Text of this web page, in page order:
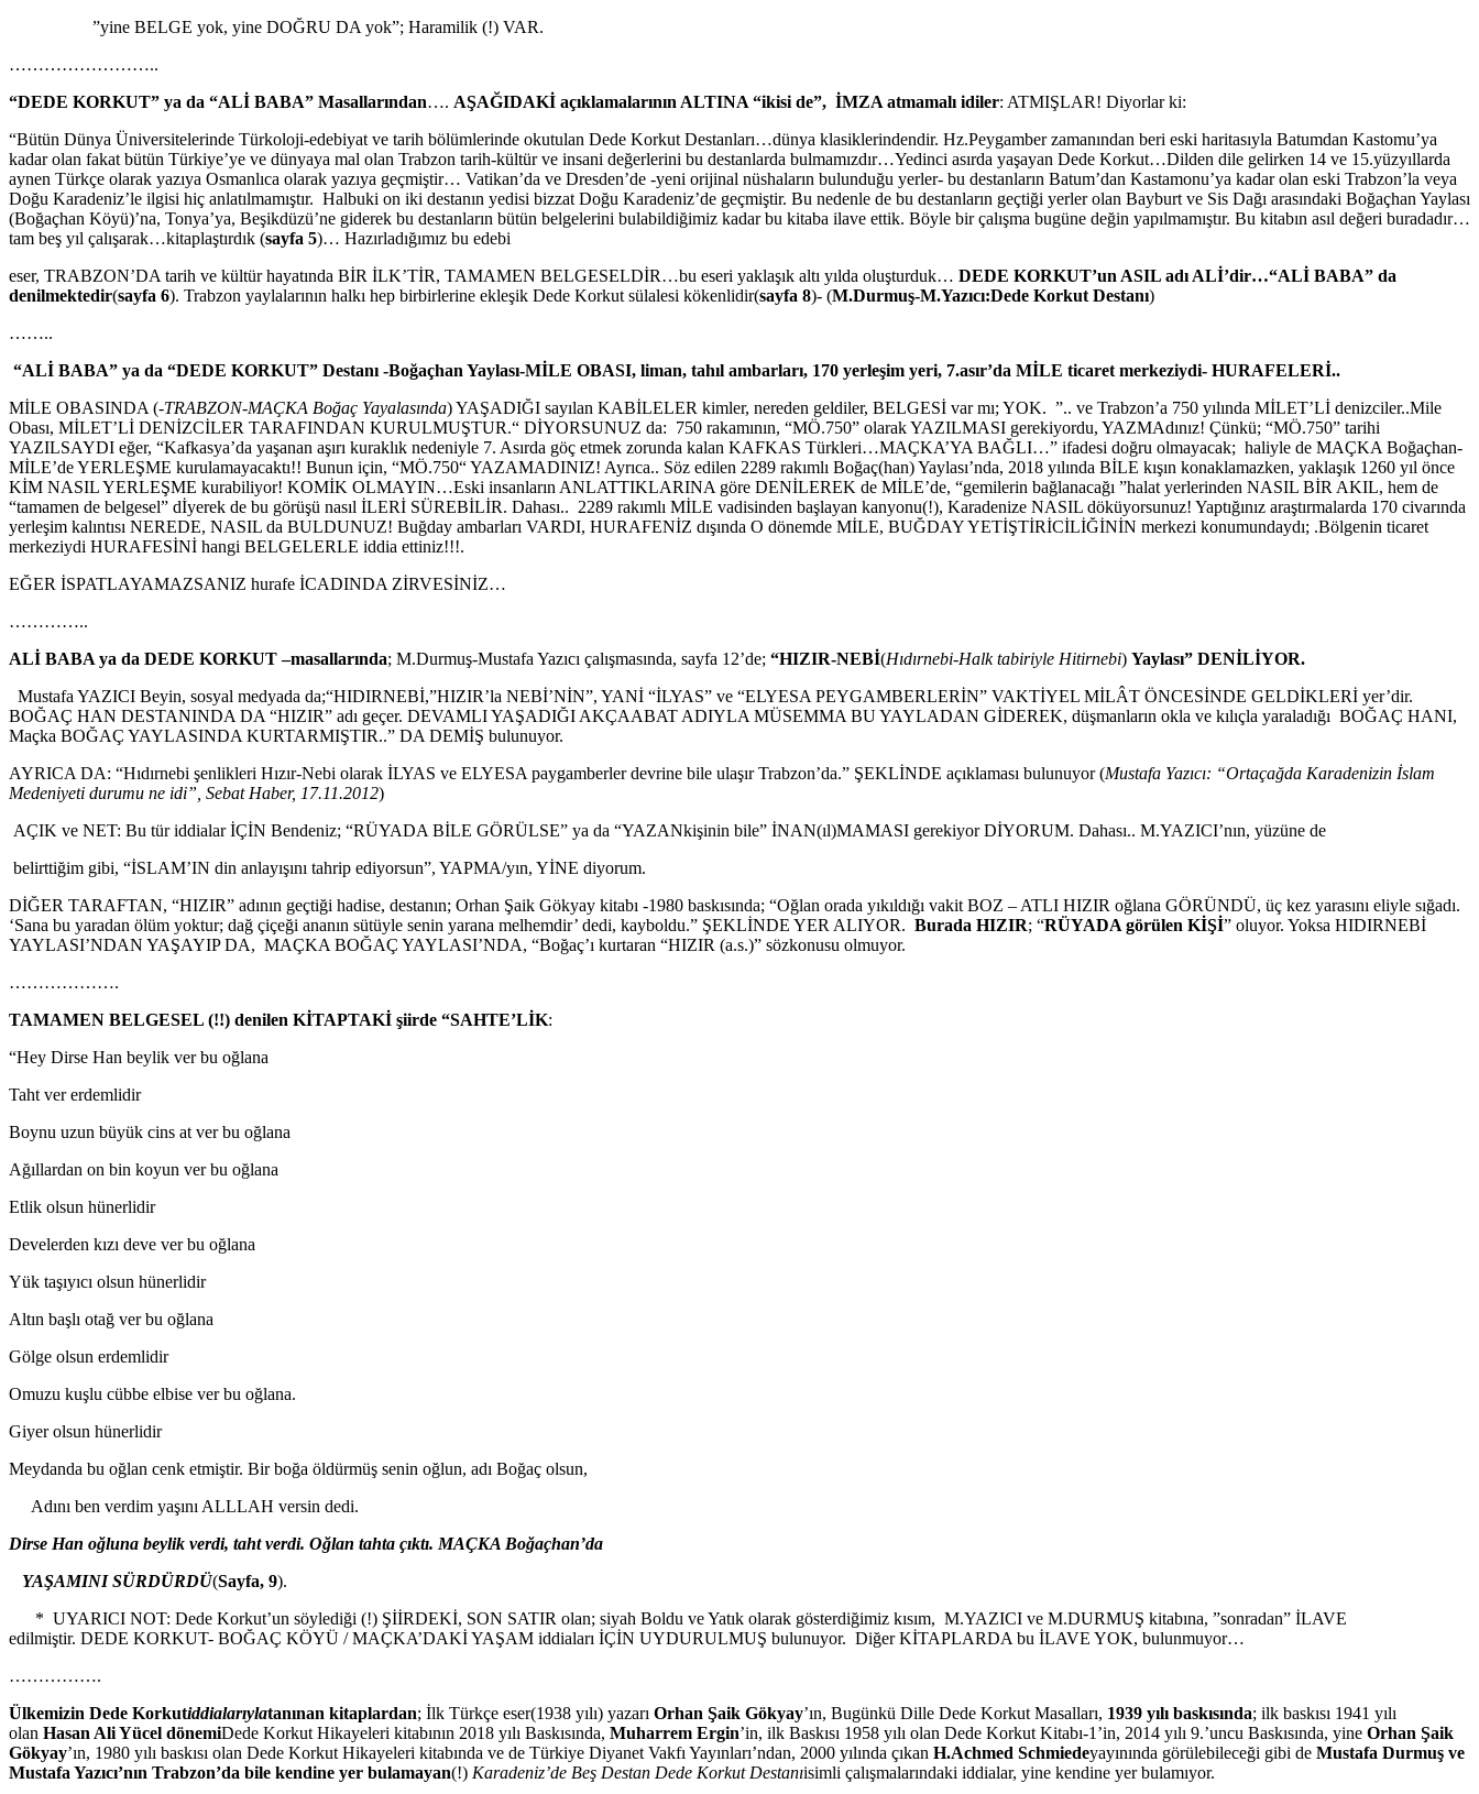
”yine BELGE yok, yine DOĞRU DA yok”; Haramilik (!) VAR.
……………………..
“DEDE KORKUT” ya da “ALİ BABA” Masallarından…. AŞAĞIDAKİ açıklamalarının ALTINA “ikisi de”, İMZA atmamalı idiler: ATMIŞLAR! Diyorlar ki:
“Bütün Dünya Üniversitelerinde Türkoloji-edebiyat ve tarih bölümlerinde okutulan Dede Korkut Destanları…dünya klasiklerindendir. Hz.Peygamber zamanından beri eski haritasıyla Batumdan Kastomu’ya
kadar olan fakat bütün Türkiye’ye ve dünyaya mal olan Trabzon tarih-kültür ve insani değerlerini bu destanlarda bulmamızdır…Yedinci asırda yaşayan Dede Korkut…Dilden dile gelirken 14 ve 15.yüzyıllarda
aynen Türkçe olarak yazıya Osmanlıca olarak yazıya geçmiştir… Vatikan’da ve Dresden’de -yeni orijinal nüshaların bulunduğu yerler- bu destanların Batum’dan Kastamonu’ya kadar olan eski Trabzon’la veya
Doğu Karadeniz’le ilgisi hiç anlatılmamıştır. Halbuki on iki destanın yedisi bizzat Doğu Karadeniz’de geçmiştir. Bu nedenle de bu destanların geçtiği yerler olan Bayburt ve Sis Dağı arasındaki Boğaçhan Yaylası
(Boğaçhan Köyü)’na, Tonya’ya, Beşikdüzü’ne giderek bu destanların bütün belgelerini bulabildiğimiz kadar bu kitaba ilave ettik. Böyle bir çalışma bugüne değin yapılmamıştır. Bu kitabın asıl değeri buradadır…
tam beş yıl çalışarak…kitaplaştırdık (sayfa 5)… Hazırladığımız bu edebi
eser, TRABZON’DA tarih ve kültür hayatında BİR İLK’TİR, TAMAMEN BELGESELDİR…bu eseri yaklaşık altı yılda oluşturduk… DEDE KORKUT’un ASIL adı ALİ’dir…“ALİ BABA” da
denilmektedir(sayfa 6). Trabzon yaylalarının halkı hep birbirlerine ekleşik Dede Korkut sülalesi kökenlidir(sayfa 8)- (M.Durmuş-M.Yazıcı:Dede Korkut Destanı)
……..
“ALİ BABA” ya da “DEDE KORKUT” Destanı -Boğaçhan Yaylası-MİLE OBASI, liman, tahıl ambarları, 170 yerleşim yeri, 7.asır’da MİLE ticaret merkeziydi- HURAFELERİ..
MİLE OBASINDA (-TRABZON-MAÇKA Boğaç Yayalasında) YAŞADIĞI sayılan KABİLELER kimler, nereden geldiler, BELGESİ var mı; YOK. ”.. ve Trabzon’a 750 yılında MİLET’Lİ denizciler..Mile
Obası, MİLET’Lİ DENİZCİLER TARAFINDAN KURULMUŞTUR.“ DİYORSUNUZ da: 750 rakamının, “MÖ.750” olarak YAZILMASI gerekiyordu, YAZMAdınız! Çünkü; “MÖ.750” tarihi
YAZILSAYDI eğer, “Kafkasya’da yaşanan aşırı kuraklık nedeniyle 7. Asırda göç etmek zorunda kalan KAFKAS Türkleri…MAÇKA’YA BAĞLI…” ifadesi doğru olmayacak; haliyle de MAÇKA Boğaçhan-
MİLE’de YERLEŞME kurulamayacaktı!! Bunun için, “MÖ.750“ YAZAMADINIZ! Ayrıca.. Söz edilen 2289 rakımlı Boğaç(han) Yaylası’nda, 2018 yılında BİLE kışın konaklamazken, yaklaşık 1260 yıl önce
KİM NASIL YERLEŞME kurabiliyor! KOMİK OLMAYIN…Eski insanların ANLATTIKLARINA göre DENİLEREK de MİLE’de, “gemilerin bağlanacağı ”halat yerlerinden NASIL BİR AKIL, hem de
“tamamen de belgesel” dİyerek de bu görüşü nasıl İLERİ SÜREBİLİR. Dahası.. 2289 rakımlı MİLE vadisinden başlayan kanyonu(!), Karadenize NASIL döküyorsunuz! Yaptığınız araştırmalarda 170 civarında
yerleşim kalıntısı NEREDE, NASIL da BULDUNUZ! Buğday ambarları VARDI, HURAFENİZ dışında O dönemde MİLE, BUĞDAY YETİŞTİRİCİLİĞİNİN merkezi konumundaydı; .Bölgenin ticaret
merkeziydi HURAFESİNİ hangi BELGELERLE iddia ettiniz!!!.
EĞER İSPATLAYAMAZSANIZ hurafe İCADINDA ZİRVESİNİZ…
…………..
ALİ BABA ya da DEDE KORKUT –masallarında; M.Durmuş-Mustafa Yazıcı çalışmasında, sayfa 12’de; “HIZIR-NEBİ(Hıdırnebi-Halk tabiriyle Hitirnebi) Yaylası” DENİLİYOR.
Mustafa YAZICI Beyin, sosyal medyada da;“HIDIRNEBİ,”HIZIR’la NEBİ’NİN”, YANİ “İLYAS” ve “ELYESA PEYGAMBERLERİN” VAKTİYEL MİLÂT ÖNCESİNDE GELDİKLERİ yer’dir.
BOĞAÇ HAN DESTANINDA DA “HIZIR” adı geçer. DEVAMLI YAŞADIĞI AKÇAABAT ADIYLA MÜSEMMA BU YAYLADAN GİDEREK, düşmanların okla ve kılıçla yaraladığı BOĞAÇ HANI,
Maçka BOĞAÇ YAYLASINDA KURTARMIŞTIR..” DA DEMİŞ bulunuyor.
AYRICA DA: “Hıdırnebi şenlikleri Hızır-Nebi olarak İLYAS ve ELYESA paygamberler devrine bile ulaşır Trabzon’da.” ŞEKLİNDE açıklaması bulunuyor (Mustafa Yazıcı: “Ortaçağda Karadenizin İslam
Medeniyeti durumu ne idi”, Sebat Haber, 17.11.2012)
AÇIK ve NET: Bu tür iddialar İÇİN Bendeniz; “RÜYADA BİLE GÖRÜLSE” ya da “YAZANkişinin bile” İNAN(ıl)MAMASI gerekiyor DİYORUM. Dahası.. M.YAZICI’nın, yüzüne de
belirttiğim gibi, “İSLAM’IN din anlayışını tahrip ediyorsun”, YAPMA/yın, YİNE diyorum.
DİĞER TARAFTAN, “HIZIR” adının geçtiği hadise, destanın; Orhan Şaik Gökyay kitabı -1980 baskısında; “Oğlan orada yıkıldığı vakit BOZ – ATLI HIZIR oğlana GÖRÜNDÜ, üç kez yarasını eliyle sığadı.
‘Sana bu yaradan ölüm yoktur; dağ çiçeği ananın sütüyle senin yarana melhemdir’ dedi, kayboldu.” ŞEKLİNDE YER ALIYOR. Burada HIZIR; “RÜYADA görülen KİŞİ” oluyor. Yoksa HIDIRNEBİ
YAYLASI’NDAN YAŞAYIP DA, MAÇKA BOĞAÇ YAYLASI’NDA, “Boğaç’ı kurtaran “HIZIR (a.s.)” sözkonusu olmuyor.
……………….
TAMAMEN BELGESEL (!!) denilen KİTAPTAKİ şiirde “SAHTE’LİK:
“Hey Dirse Han beylik ver bu oğlana
Taht ver erdemlidir
Boynu uzun büyük cins at ver bu oğlana
Ağıllardan on bin koyun ver bu oğlana
Etlik olsun hünerlidir
Develerden kızı deve ver bu oğlana
Yük taşıyıcı olsun hünerlidir
Altın başlı otağ ver bu oğlana
Gölge olsun erdemlidir
Omuzu kuşlu cübbe elbise ver bu oğlana.
Giyer olsun hünerlidir
Meydanda bu oğlan cenk etmiştir. Bir boğa öldürmüş senin oğlun, adı Boğaç olsun,
Adını ben verdim yaşını ALLLAH versin dedi.
Dirse Han oğluna beylik verdi, taht verdi. Oğlan tahta çıktı. MAÇKA Boğaçhan’da
YAŞAMINI SÜRDÜRDÜ(Sayfa, 9).
* UYARICI NOT: Dede Korkut’un söylediği (!) ŞİİRDEKİ, SON SATIR olan; siyah Boldu ve Yatık olarak gösterdiğimiz kısım, M.YAZICI ve M.DURMUŞ kitabına, ”sonradan” İLAVE
edilmiştir. DEDE KORKUT- BOĞAÇ KÖYÜ / MAÇKA’DAKİ YAŞAM iddiaları İÇİN UYDURULMUŞ bulunuyor. Diğer KİTAPLARDA bu İLAVE YOK, bulunmuyor…
…………….
Ülkemizin Dede Korkutiddialarıylatanınan kitaplardan; İlk Türkçe eser(1938 yılı) yazarı Orhan Şaik Gökyay’ın, Bugünkü Dille Dede Korkut Masalları, 1939 yılı baskısında; ilk baskısı 1941 yılı
olan Hasan Ali Yücel dönemiDede Korkut Hikayeleri kitabının 2018 yılı Baskısında, Muharrem Ergin’in, ilk Baskısı 1958 yılı olan Dede Korkut Kitabı-1’in, 2014 yılı 9.’uncu Baskısında, yine Orhan Şaik
Gökyay’ın, 1980 yılı baskısı olan Dede Korkut Hikayeleri kitabında ve de Türkiye Diyanet Vakfı Yayınları’ndan, 2000 yılında çıkan H.Achmed Schmiedeyayınında görülebileceği gibi de Mustafa Durmuş ve
Mustafa Yazıcı’nın Trabzon’da bile kendine yer bulamayan(!) Karadeniz’de Beş Destan Dede Korkut Destanıisimli çalışmalarındaki iddialar, yine kendine yer bulamıyor.